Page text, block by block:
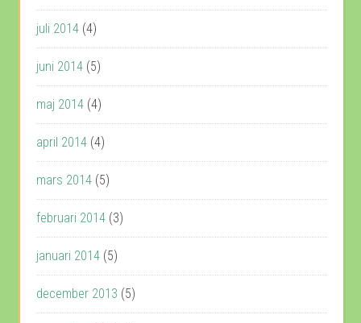
juli 2014 (4)
juni 2014 (5)
maj 2014 (4)
april 2014 (4)
mars 2014 (5)
februari 2014 (3)
januari 2014 (5)
december 2013 (5)